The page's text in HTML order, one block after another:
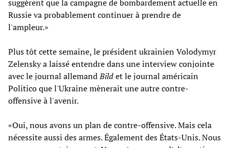
suggèrent que la campagne de bombardement actuelle en
Russie va probablement continuer à prendre de
l'ampleur.»
Plus tôt cette semaine, le président ukrainien Volodymyr
Zelensky a laissé entendre dans une interview conjointe
avec le journal allemandBildet le journal américain
Politico que l'Ukraine mènerait une autre contre-
offensive à l'avenir.
«Oui, nous avons un plan de contre-offensive. Mais cela
nécessite aussi des armes. Également des États-Unis. Nous